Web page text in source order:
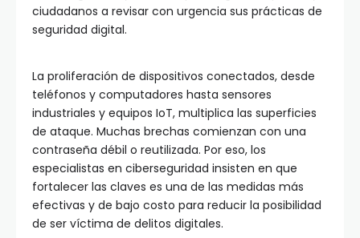
ciudadanos a revisar con urgencia sus prácticas de
seguridad digital.
La proliferación de dispositivos conectados, desde
teléfonos y computadores hasta sensores
industriales y equipos IoT, multiplica las superficies
de ataque. Muchas brechas comienzan con una
contraseña débil o reutilizada. Por eso, los
especialistas en ciberseguridad insisten en que
fortalecer las claves es una de las medidas más
efectivas y de bajo costo para reducir la posibilidad
de ser víctima de delitos digitales.